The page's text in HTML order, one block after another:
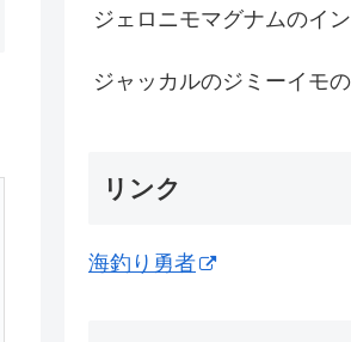
ジェロニモマグナムのイ
ジャッカルのジミーイモ
リンク
海釣り勇者